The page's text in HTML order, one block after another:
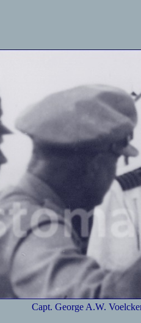
Capt. George A.W.